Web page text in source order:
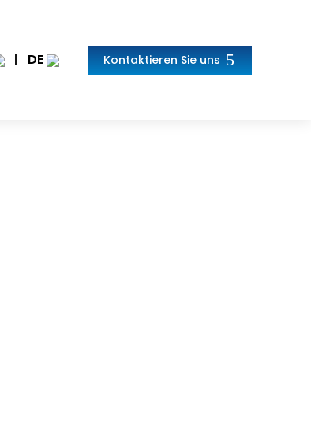
| DE Kontaktieren Sie uns